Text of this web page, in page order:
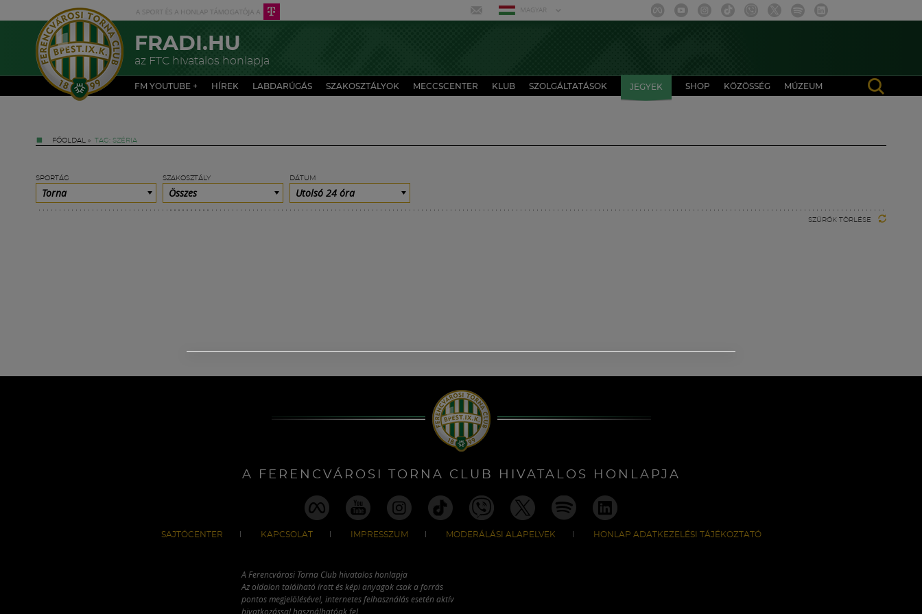
MAGYAR
FRADI.HU
az FTC hivatalos honlapja
FM YOUTUBE + HÍREK LABDARÚGÁS SZAKOSZTÁLYOK MECCSCENTER KLUB SZOLGÁLTATÁSOK JEGYEK SHOP KÖZÖSSÉG MÚZEUM
FŐOLDAL » TAG: SZÉRIA
SPORTÁG
Torna
SZAKOSZTÁLY
Összes
DÁTUM
Utolsó 24 óra
SZŰRŐK TÖRLÉSE
A FERENCVÁROSI TORNA CLUB HIVATALOS HONLAPJA
SAJTÓCENTER KAPCSOLAT IMPRESSZUM MODERÁLÁSI ALAPELVEK HONLAP ADATKEZELÉSI TÁJÉKOZTATÓ
A Ferencvárosi Torna Club hivatalos honlapja
Az oldalon található írott és képi anyagok csak a forrás
pontos megjelölésével, internetes felhasználás esetén aktív
hivatkozással használhatóak fel.